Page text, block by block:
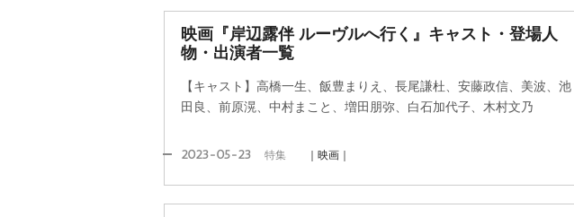
映画『岸辺露伴 ルーヴルへ行く』キャスト・登場人
物・出演者一覧
【キャスト】高橋一生、飯豊まりえ、長尾謙杜、安藤政信、美波、池
田良、前原滉、中村まこと、増田朋弥、白石加代子、木村文乃
2023-05-23 特集 ｜映画｜